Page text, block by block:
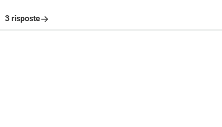
3 risposte